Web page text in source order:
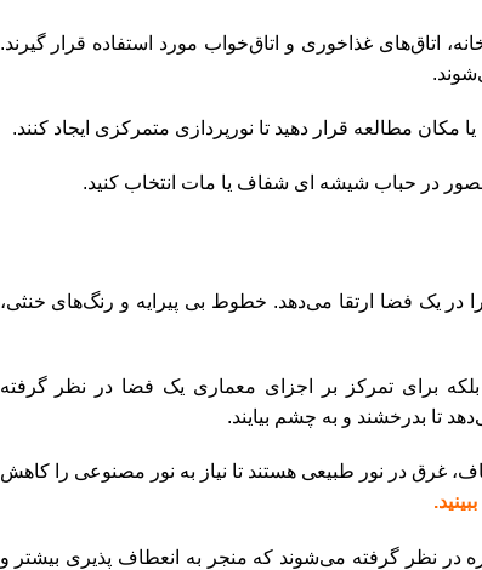
اتاق‌های غذاخوری و اتاق‌خواب مورد استفاده قرار گیرند.
مطالعه قرار دهید تا نورپردازی متمرکزی ایجاد کنند.
در حباب شیشه ای شفاف یا مات انتخاب کنید.
در یک فضا ارتقا می‌دهد. خطوط بی پیرایه و رنگ‌های خنثی،
برای تمرکز بر اجزای معماری یک فضا در نظر گرفته
تا بدرخشند و به چشم بیایند.
غرق در نور طبیعی هستند تا نیاز به نور مصنوعی را کاهش
در نظر گرفته می‌شوند که منجر به انعطاف پذیری بیشتر و